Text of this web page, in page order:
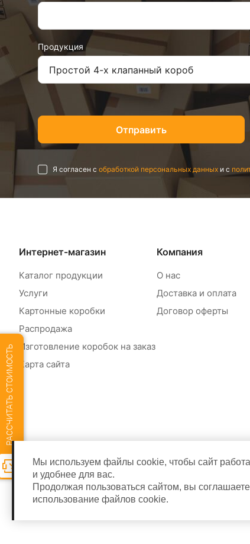
Продукция
Я согласен с обработкой персональных данных и с
Интернет-магазин
Каталог продукции
Услуги
Картонные коробки
Распродажа
Изготовление коробок на заказ
Карта сайта
Компания
О нас
Доставка и оплата
Договор оферты
Мы используем файлы cookie, чтобы сайт
и удобнее для вас.
Продолжая пользоваться сайтом, вы
использование файлов cookie.
РАССЧИТАТЬ СТОИМОСТЬ